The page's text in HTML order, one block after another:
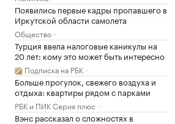
Появились первые кадры пропавшего в
Иркутской области самолета
Общество
Турция ввела налоговые каникулы на
20 лет: кому это может быть интересно
Подписка на РБК
Больше прогулок, свежего воздуха и
отдыха: квартиры рядом с парками
РБК и ПИК Серия плюс
Вэнс рассказал о сложностях в